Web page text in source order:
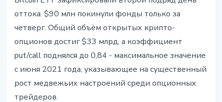
оттока. $90 млн покинули фонды только за
четверг. Общий объём открытых крипто-
опционов достиг $33 млрд, а коэффициент
put/call поднялся до 0,84 - максимальное значение
с июня 2021 года, указывающее на существенный
рост медвежьих настроений среди опционных
трейдеров.